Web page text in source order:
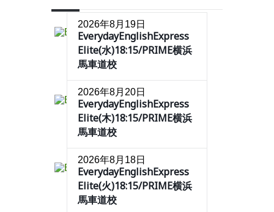
2026年8月19日
EverydayEnglishExpress
Elite(水)18:15/PRIME横浜
馬車道校
2026年8月20日
EverydayEnglishExpress
Elite(木)18:15/PRIME横浜
馬車道校
2026年8月18日
EverydayEnglishExpress
Elite(火)18:15/PRIME横浜
馬車道校